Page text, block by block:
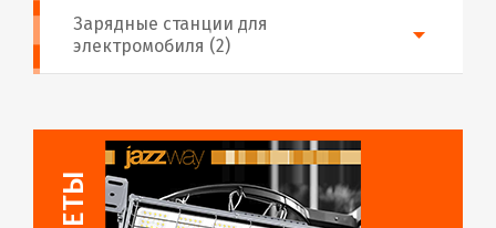
Зарядные станции для
электромобиля (2)